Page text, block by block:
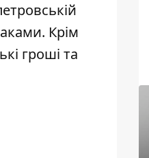
. Крім
гроші та